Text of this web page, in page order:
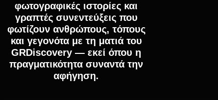
φωτογραφικές ιστορίες και
γραπτές συνεντεύξεις που
φωτίζουν ανθρώπους, τόπους
και γεγονότα με τη ματιά του
GRDiscovery — εκεί όπου η
πραγματικότητα συναντά την
αφήγηση.